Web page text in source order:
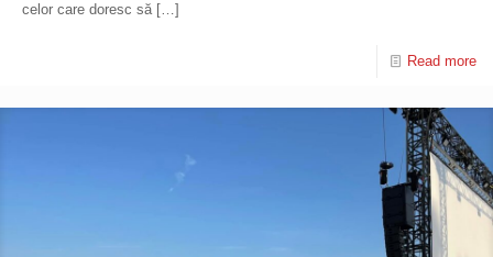
celor care doresc să[…]
Read more